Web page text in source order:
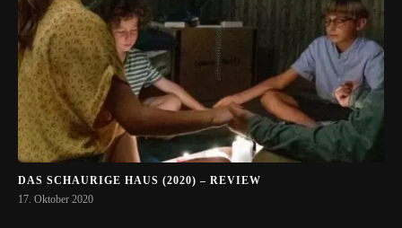
DAS SCHAURIGE HAUS (2020) – REVIEW
17. Oktober 2020